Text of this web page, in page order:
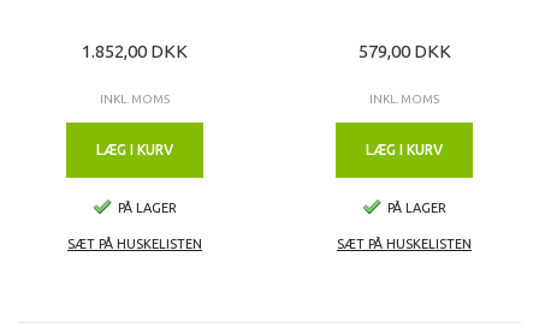
1.852,00 DKK
INKL. MOMS
LÆG I KURV
PÅ LAGER
SÆT PÅ HUSKELISTEN
579,00 DKK
INKL. MOMS
LÆG I KURV
PÅ LAGER
SÆT PÅ HUSKELISTEN